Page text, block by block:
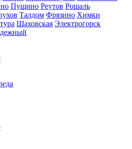
Пущино Реутов Рошаль
Талдом Фрязино Химки
Шаховская Электрогорск